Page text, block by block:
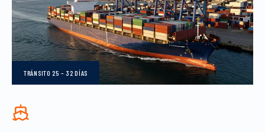
TRÁNSITO 25 – 32 DÍAS